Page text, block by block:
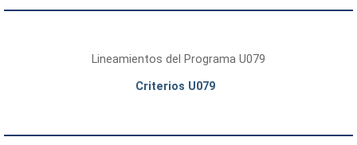
Lineamientos del Programa U079
Criterios U079